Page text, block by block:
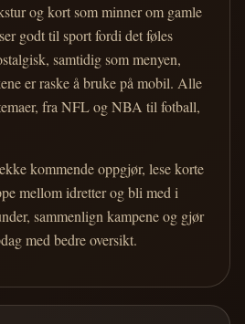
og kort som minner om gamle
godt til sport fordi det føles
samtidig som menyen,
er raske å bruke på mobil. Alle
fra NFL og NBA til fotball,
kommende oppgjør, lese korte
mellom idretter og bli med i
sammenlign kampene og gjør
med bedre oversikt.